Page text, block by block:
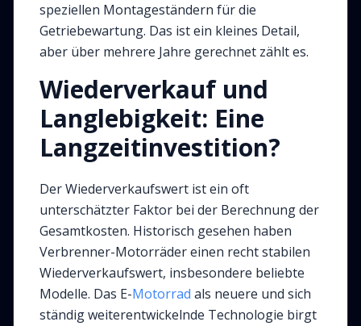
speziellen Montageständern für die
Getriebewartung. Das ist ein kleines Detail,
aber über mehrere Jahre gerechnet zählt es.
Wiederverkauf und
Langlebigkeit: Eine
Langzeitinvestition?
Der Wiederverkaufswert ist ein oft
unterschätzter Faktor bei der Berechnung der
Gesamtkosten. Historisch gesehen haben
Verbrenner-Motorräder einen recht stabilen
Wiederverkaufswert, insbesondere beliebte
Modelle. Das E-Motorrad als neuere und sich
ständig weiterentwickelnde Technologie birgt